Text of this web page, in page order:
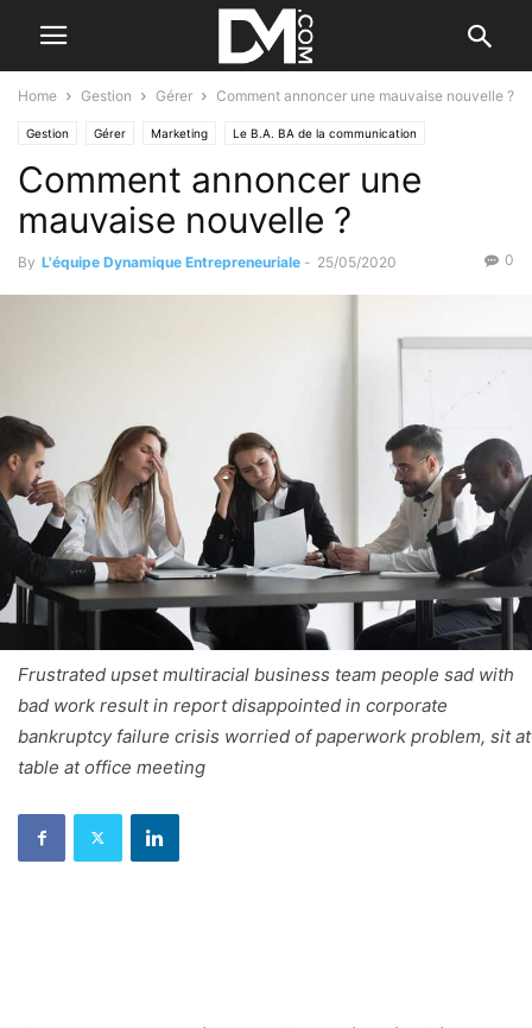
Home Gestion Gérer Comment annoncer une mauvaise nouvelle ?
Gestion Gérer Marketing Le B.A. BA de la communication
Les difficultés
Comment annoncer une
mauvaise nouvelle ?
By L'équipe Dynamique Entrepreneuriale - 25/05/2020 0
Frustrated upset multiracial business team people sad with
bad work result in report disappointed in corporate
bankruptcy failure crisis worried of paperwork problem, sit at
table at office meeting